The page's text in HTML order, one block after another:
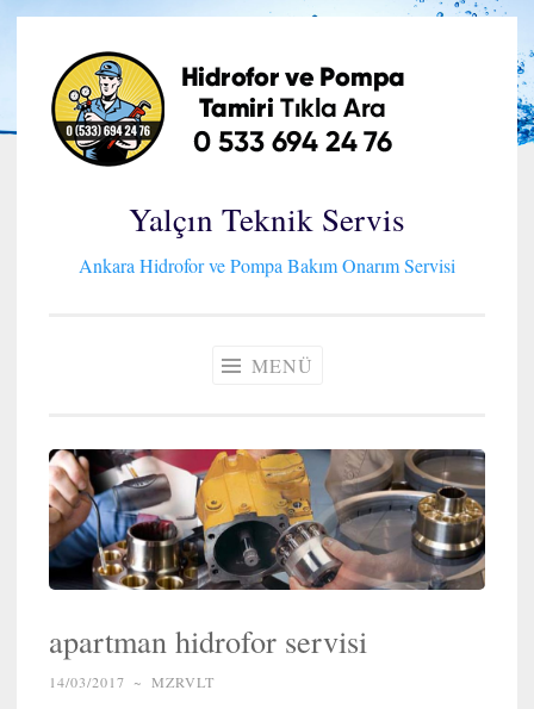
İçeriğe
geç
Yalçın Teknik Servis
Ankara Hidrofor ve Pompa Bakım Onarım Servisi
MENÜ
apartman hidrofor servisi
14/03/2017 ~ MZRVLT